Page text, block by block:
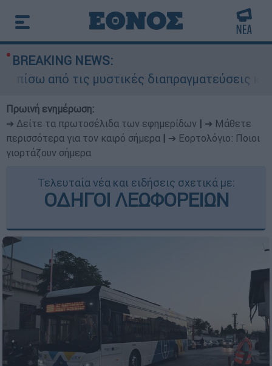
BREAKING NEWS:
τις μυστικές διαπραγματεύσεις και γιατί
Πρωινή ενημέρωση:
➔ Δείτε τα πρωτοσέλιδα των εφημερίδων
➔ Μάθετε
περισσότερα για τον καιρό σήμερα
➔ Εορτολόγιο: Ποιοι
γιορτάζουν σήμερα
Τελευταία νέα και ειδήσεις σχετικά με:
ΟΔΗΓΟΙ ΛΕΩΦΟΡΕΙΩΝ